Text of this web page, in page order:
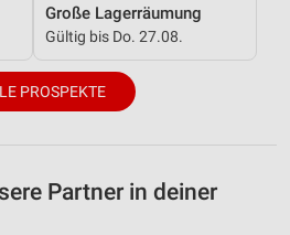
Große Lagerräumung
Gültig bis Do. 27.08.
PROSPEKTE
Partner in deiner